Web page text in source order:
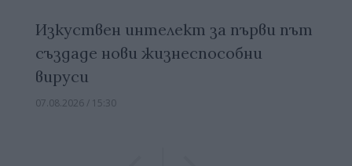
Изкуствен интелект за първи път
създаде нови жизнеспособни
вируси
07.08.2026 / 15:30